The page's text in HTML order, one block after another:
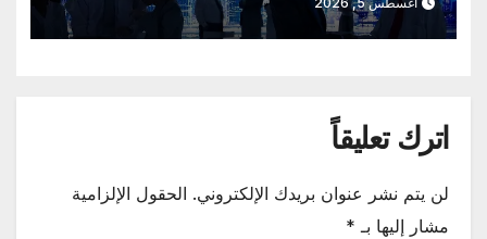
اترك تعليقاً
لن يتم نشر عنوان بريدك الإلكتروني. الحقول الإلزامية
مشار إليها بـ *